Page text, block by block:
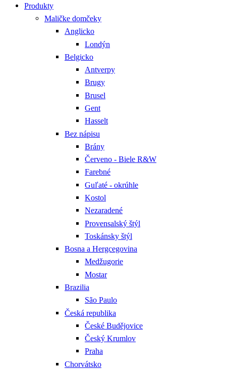
Produkty
Maličke domčeky
Anglicko
Londýn
Belgicko
Antverpy
Brugy
Brusel
Gent
Hasselt
Bez nápisu
Brány
Červeno - Biele R&W
Farebné
Guľaté - okrúhle
Kostol
Nezaradené
Provensalský štýl
Toskánsky štýl
Bosna a Hergcegovina
Medžugorie
Mostar
Brazilia
São Paulo
Česká republika
České Budějovice
Český Krumlov
Praha
Chorvátsko